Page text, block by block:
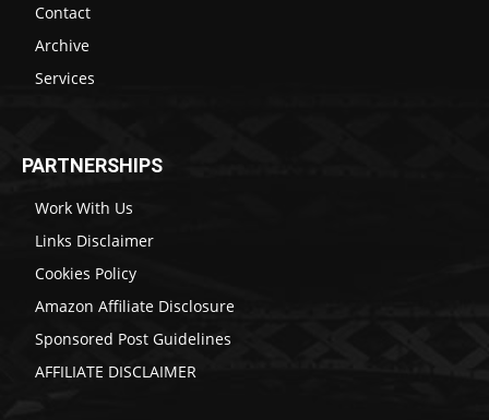
Contact
Archive
Services
PARTNERSHIPS
Work With Us
Links Disclaimer
Cookies Policy
Amazon Affiliate Disclosure
Sponsored Post Guidelines
AFFILIATE DISCLAIMER